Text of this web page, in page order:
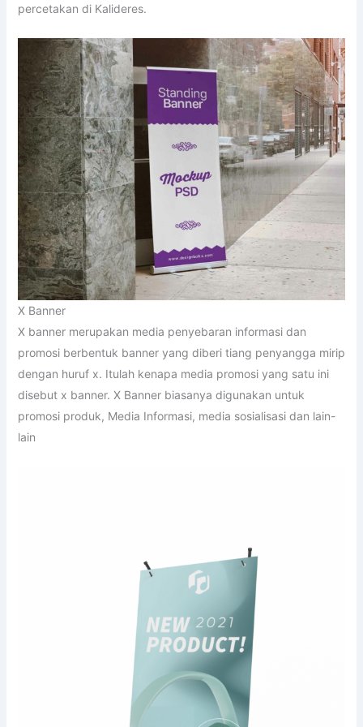
percetakan di Kalideres.
X Banner
X banner merupakan media penyebaran informasi dan
promosi berbentuk banner yang diberi tiang penyangga mirip
dengan huruf x. Itulah kenapa media promosi yang satu ini
disebut x banner. X Banner biasanya digunakan untuk
promosi produk, Media Informasi, media sosialisasi dan lain-
lain